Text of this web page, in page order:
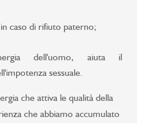
caso di rifiuto paterno;
dell'uomo, aiuta il
sessuale.
che attiva le qualità della
che abbiamo accumulato